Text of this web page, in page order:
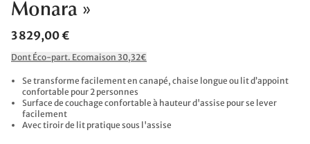
Monara »
3 829,00 €
Dont Éco-part. Ecomaison 30,32€
Se transforme facilement en canapé, chaise longue ou lit d’appoint
confortable pour 2 personnes
Surface de couchage confortable à hauteur d'assise pour se lever
facilement
Avec tiroir de lit pratique sous l'assise